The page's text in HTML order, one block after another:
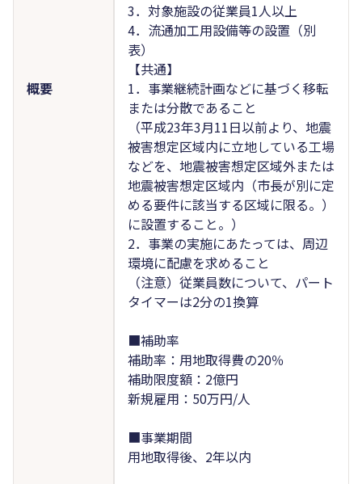
概要
3．対象施設の従業員1人以上
4．流通加工用設備等の設置（別
表）
【共通】
1．事業継続計画などに基づく移転
または分散であること
（平成23年3月11日以前より、地震
被害想定区域内に立地している工場
などを、地震被害想定区域外または
地震被害想定区域内（市長が別に定
める要件に該当する区域に限る。）
に設置すること。）
2．事業の実施にあたっては、周辺
環境に配慮を求めること
（注意）従業員数について、パート
タイマーは2分の1換算
■補助率
補助率：用地取得費の20％
補助限度額：2億円
新規雇用：50万円/人
■事業期間
用地取得後、2年以内